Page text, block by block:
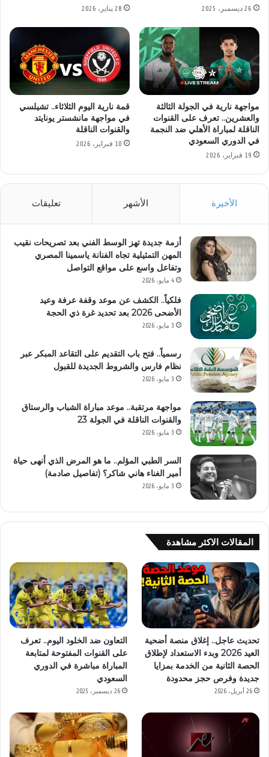
26 ديسمبر، 2025 28 يناير، 2026
مواجهة نارية في الجولة الثالثة
والعشرين.. تعرف على القنوات
الناقلة لمباراة الأهلي ضد النجمة
في الدوري السعودي
19 فبراير، 2026
قمة نارية اليوم الثلاثاء.. تشيلسي
في مواجهة مانشستر يونايتد
والقنوات الناقلة
10 فبراير، 2026
الأخيرة الأشهر تعليقات
أزمة جديدة تهز الوسط الفني بعد تصريحات نقيب
المهن التمثيلية تجاه الفنانة ياسمينا المصري
وتفاعل واسع على مواقع التواصل
4 مايو، 2026
فلكياً.. الكشف عن موعد وقفة عرفة وعيد
الأضحى 2026 بعد تحديد غرة ذي الحجة
3 مايو، 2026
رسمياً.. فتح باب التقديم على التقاعد المبكر عبر
نظام فارس والشروط الجديدة للقبول
3 مايو، 2026
مواجهة مرتقبة.. موعد مباراة الشباب والرستاق
والقنوات الناقلة في الجولة 23
3 مايو، 2026
السر الطبي المؤلم.. ما هو المرض الذي أنهى حياة
أمير الغناء هاني شاكر؟ (تفاصيل صادمة)
3 مايو، 2026
المقالات الاكثر مشاهدة
تحديث عاجل.. إغلاق منصة أضحية
العيد 2026 وبدء الاستعداد لإطلاق
الحصة الثانية من الخدمة بمزايا
جديدة وفرص حجز محدودة
26 أبريل، 2026
التعاون ضد الخلود اليوم.. تعرف
على القنوات المفتوحة لمتابعة
المباراة مباشرة في الدوري
السعودي
26 ديسمبر، 2025